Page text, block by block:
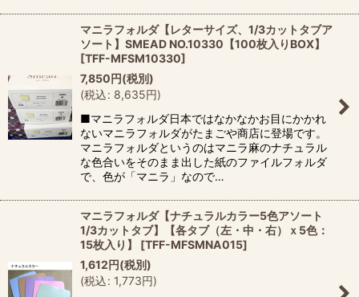
マニラフォルダ【レターサイズ、1/3カットタブア
ソート】SMEAD NO.10330【100枚入りBOX】
[TFF-MFSM10330]
7,850円(税別)
(税込: 8,635円)
■マニラフォルダ日本ではなかなかお目にかかれ
ないマニラフォルダがたまごや商店に登場です。
マニラフォルダというのはマニラ麻のナチュラル
な色合いをそのまま出した紙のファイルフォルダ
で、色が「マニラ」なので…
マニラフォルダ【ナチュラルカラー5色アソート
1/3カットタブ】【各タブ（左・中・右）ｘ5色：
15枚入り】
[TFF-MFSMNA015]
1,612円(税別)
(税込: 1,773円)